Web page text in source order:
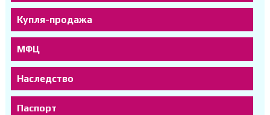
Купля-продажа
МФЦ
Наследство
Паспорт